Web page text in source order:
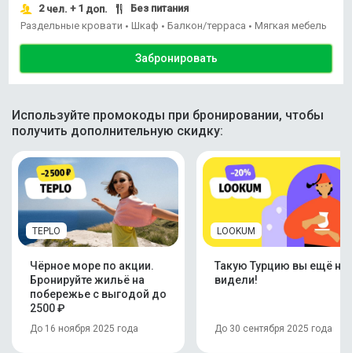
2чел. + 1 доп.
Без питания
Раздельные кровати • Шкаф • Балкон/терраса • Мягкая мебель
Забронировать
Используйте промокоды при бронировании, чтобы
получить дополнительную скидку:
TEPLO
Чёрное море по акции.
Бронируйте жильё на
побережье с выгодой до
2500 ₽
До 16 ноября 2025 года
LOOKUM
Такую Турцию вы ещё не
видели!
До 30 сентября 2025 года